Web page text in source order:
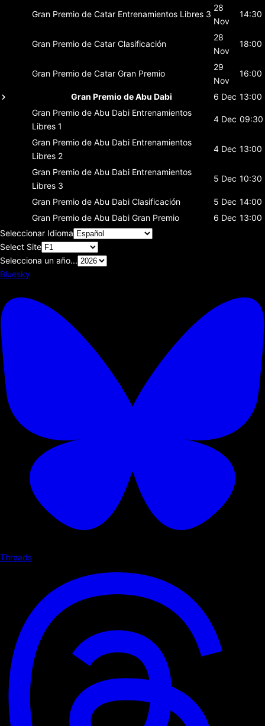
Gran Premio de Catar Entrenamientos Libres 3
28
Nov
14:30
Gran Premio de Catar Clasificación
28
Nov
18:00
Gran Premio de Catar Gran Premio
29
Nov
16:00
Gran Premio de Abu Dabi 6 Dec 13:00
Gran Premio de Abu Dabi Entrenamientos
Libres 1
4 Dec 09:30
Gran Premio de Abu Dabi Entrenamientos
Libres 2
4 Dec 13:00
Gran Premio de Abu Dabi Entrenamientos
Libres 3
5 Dec 10:30
Gran Premio de Abu Dabi Clasificación 5 Dec 14:00
Gran Premio de Abu Dabi Gran Premio 6 Dec 13:00
Seleccionar Idioma
Select Site
Selecciona un año...
Bluesky
Threads